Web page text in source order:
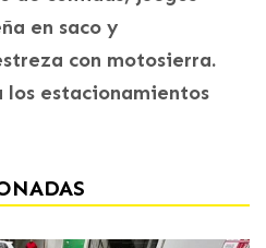
en saco y
con motosierra.
los estacionamientos